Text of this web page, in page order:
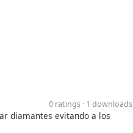
0 ratings · 1 downloads
diamantes evitando a los